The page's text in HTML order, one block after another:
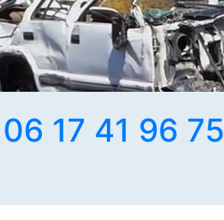
06 17 41 96 75